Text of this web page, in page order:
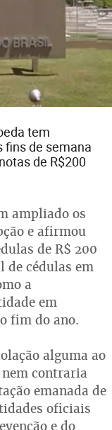
tem
fins de semana
de R$200
ampliado os
e afirmou
de R$ 200
de cédulas em
a
em
fim do ano.
alguma ao
contraria
emanada de
oficiais
e do